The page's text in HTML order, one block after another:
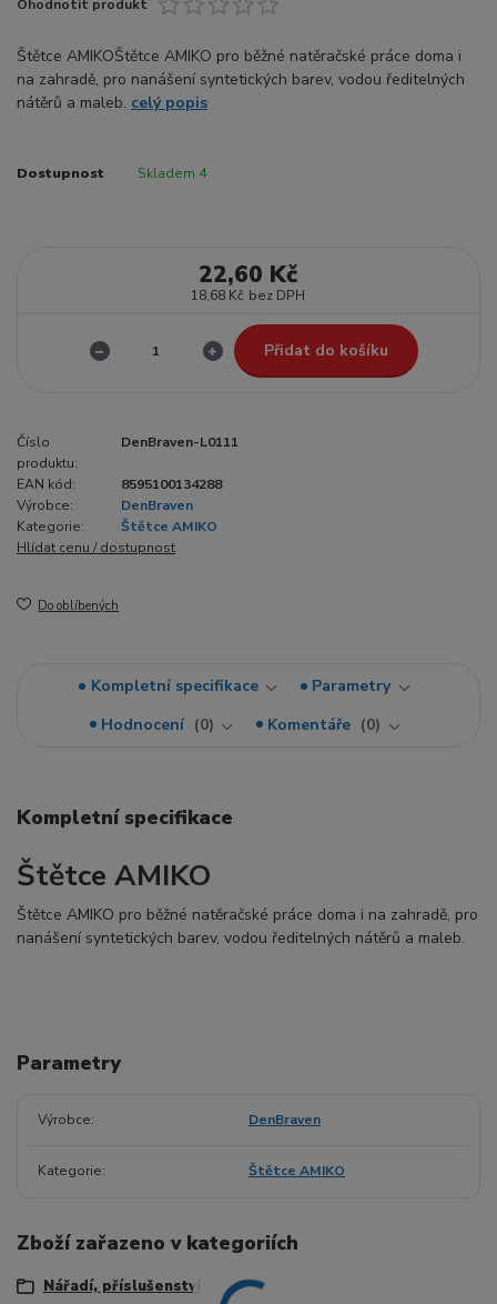
Ohodnotit produkt
Štětce AMIKOŠtětce AMIKO pro běžné natěračské práce doma i
na zahradě, pro nanášení syntetických barev, vodou ředitelných
nátěrů a maleb. celý popis
Dostupnost Skladem 4
22,60 Kč
18,68 Kč bez DPH
Přidat do košíku
Číslo
produktu:
DenBraven-L0111
EAN kód:
8595100134288
Výrobce:
DenBraven
Kategorie:
Štětce AMIKO
Hlídat cenu / dostupnost
Do oblíbených
Kompletní specifikace
Parametry
Hodnocení
0 Komentáře 0
Kompletní specifikace
Štětce AMIKO
Štětce AMIKO pro běžné natěračské práce doma i na zahradě, pro
nanášení syntetických barev, vodou ředitelných nátěrů a maleb.
Parametry
Výrobce DenBraven
Kategorie Štětce AMIKO
Zboží zařazeno v kategoriích
Nářadí, příslušenství